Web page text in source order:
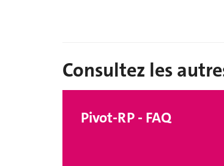
Consultez les
Pivot-RP - FAQ